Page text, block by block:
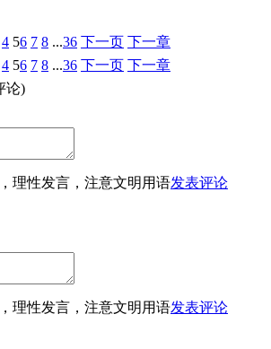
4 56 7 8 ...36 下一页 下一章
4 56 7 8 ...36 下一页 下一章
论)
理性发言，注意文明用语发表评论
理性发言，注意文明用语发表评论